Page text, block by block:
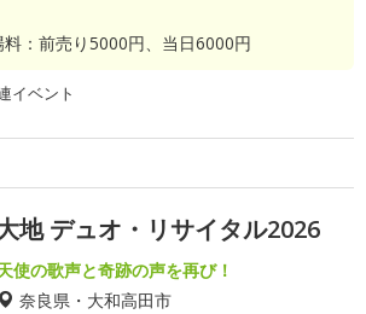
：前売り5000円、当日6000円
イベント
地 デュオ・リサイタル2026
使の歌声と奇跡の声を再び！
奈良県・大和高田市